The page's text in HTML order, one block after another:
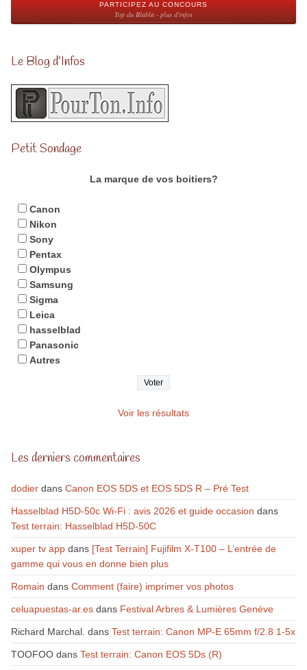
PARTICIPEZ AU CONCOURS
Top du Blabla - plus d'infos
Le Blog d’Infos
Petit Sondage
La marque de vos boitiers?
Canon
Nikon
Sony
Pentax
Olympus
Samsung
Sigma
Leica
hasselblad
Panasonic
Autres
Voir les résultats
Les derniers commentaires
dodierdans Canon EOS 5DS et EOS 5DS R – Pré Test
Hasselblad H5D-50c Wi-Fi : avis 2026 et guide occasion dans
Test terrain: Hasselblad H5D-50C
xuper tv appdans [Test Terrain] Fujifilm X-T100 – L’entrée de
gamme qui vous en donne bien plus
Romain dans Comment (faire) imprimer vos photos
celuapuestas-ar.esdans Festival Arbres & Lumières Genève
Richard Marchal. dans Test terrain: Canon MP-E 65mm f/2.8 1-5x
TOOFOOdans Test terrain: Canon EOS 5Ds (R)